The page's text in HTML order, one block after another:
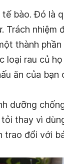
bào. Đó là
nhiệm
thành
loại rau củ
ăn của bạn
dưỡng
thay vì
trao đổi với